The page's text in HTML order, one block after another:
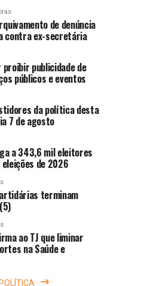
de denúncia
contra ex-secretária
proibir publicidade de
públicos e eventos
da política desta
7 de agosto
a 343,6 mil eleitores
de 2026
terminam
ao TJ que liminar
na Saúde e